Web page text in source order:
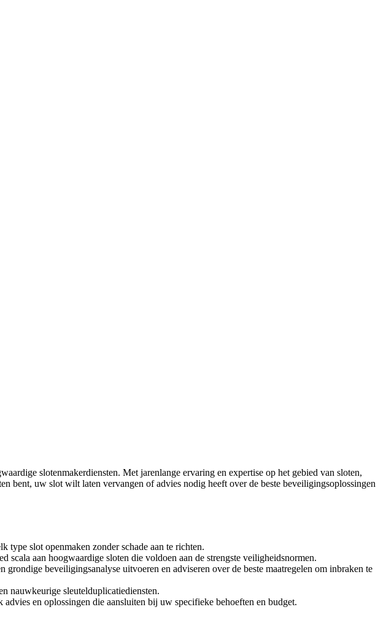
slotenmakerdiensten. Met jarenlange ervaring en expertise op het gebied van sloten,
bent, uw slot wilt laten vervangen of advies nodig heeft over de beste beveiligingsoplossingen
type slot openmaken zonder schade aan te richten.
aan hoogwaardige sloten die voldoen aan de strengste veiligheidsnormen.
beveiligingsanalyse uitvoeren en adviseren over de beste maatregelen om inbraken te
nauwkeurige sleutelduplicatiediensten.
en oplossingen die aansluiten bij uw specifieke behoeften en budget.